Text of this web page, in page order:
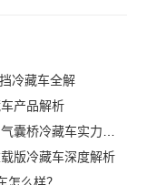
冷藏车全解
产品解析
桥冷藏车实力解析
版冷藏车深度解析